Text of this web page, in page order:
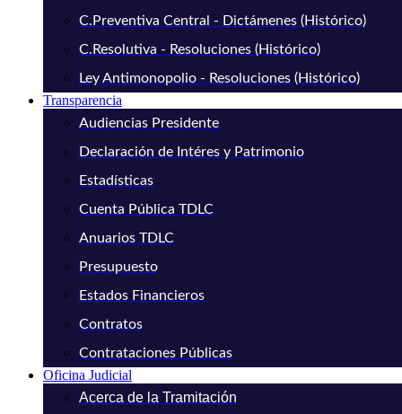
C.Preventiva Central - Dictámenes (Histórico)
C.Resolutiva - Resoluciones (Histórico)
Ley Antimonopolio - Resoluciones (Histórico)
Transparencia
Audiencias Presidente
Declaración de Intéres y Patrimonio
Estadísticas
Cuenta Pública TDLC
Anuarios TDLC
Presupuesto
Estados Financieros
Contratos
Contrataciones Públicas
Oficina Judicial
Acerca de la Tramitación